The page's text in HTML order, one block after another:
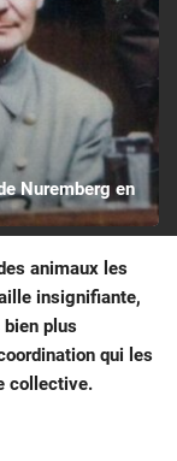
Nuremberg en
animaux les
insignifiante,
plus
qui les
collective.